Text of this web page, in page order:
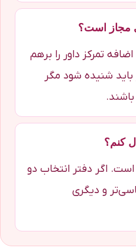
مجاز است؟
تمرکز داور را برهم
باید شنیده شود مگر
کنم؟
اگر دفتر انتخاب دو
و دیگری